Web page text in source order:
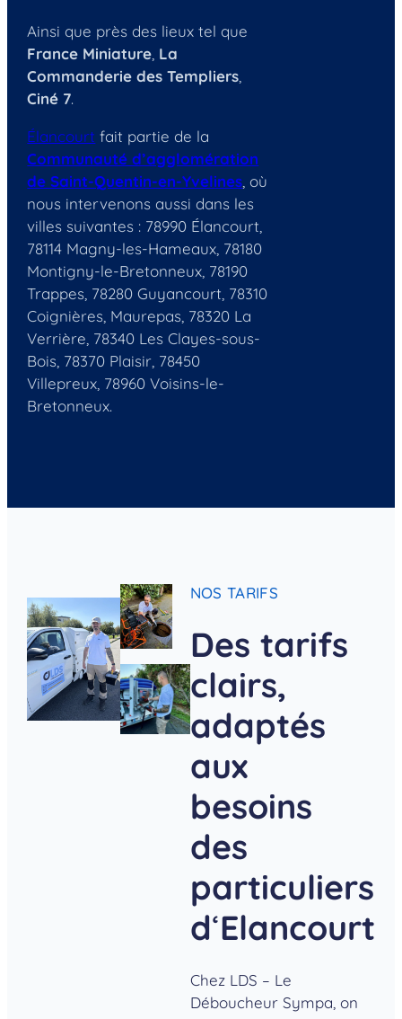
Ainsi que près des lieux tel que
France Miniature La
Commanderie des Templiers
Ciné 7.
Élancourt fait partie de la
Communauté d’agglomération
de Saint-Quentin-en-Yvelines , où
nous intervenons aussi dans les
villes suivantes : 78990 Élancourt,
78114 Magny-les-Hameaux, 78180
Montigny-le-Bretonneux, 78190
Trappes, 78280 Guyancourt, 78310
Coignières, Maurepas, 78320 La
Verrière, 78340 Les Clayes-sous-
Bois, 78370 Plaisir, 78450
Villepreux, 78960 Voisins-le-
Bretonneux.
NOS TARIFS
Des tarifs
clairs,
adaptés
aux
besoins
des
particuliers
d‘Elancourt
Chez LDS – Le
Déboucheur Sympa, on